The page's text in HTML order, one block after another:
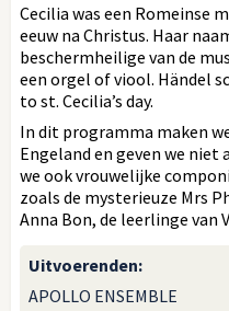
Cecilia was een Romeinse
eeuw na Christus. Haar
beschermheilige van de
een orgel of viool. Händel
to st. Cecilia’s day.
In dit programma maken
Engeland en geven we niet
we ook vrouwelijke
zoals de mysterieuze Mrs
Anna Bon, de leerlinge van
Uitvoerenden:
APOLLO ENSEMBLE